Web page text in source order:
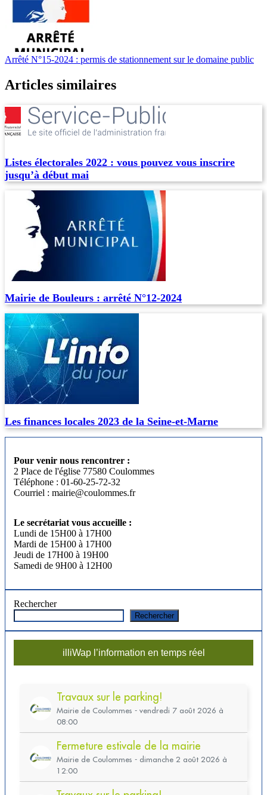
Arrêté N°15-2024 : permis de stationnement sur le domaine public
Articles similaires
Listes électorales 2022 : vous pouvez vous inscrire
jusqu’à début mai
Mairie de Bouleurs : arrêté N°12-2024
Les finances locales 2023 de la Seine-et-Marne
Pour venir nous rencontrer :
2 Place de l'église 77580 Coulommes
Téléphone : 01-60-25-72-32
Courriel : mairie@coulommes.fr
Le secrétariat vous accueille :
Lundi de 15H00 à 17H00
Mardi de 15H00 à 17H00
Jeudi de 17H00 à 19H00
Samedi de 9H00 à 12H00
Rechercher
Rechercher
illiWap l’information en temps réel